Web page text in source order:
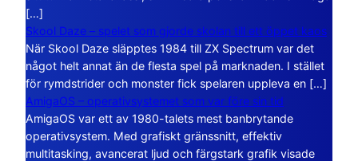
[…]
Skool Daze – spelet som gjorde skolan till ett öppet kaos
När Skool Daze släpptes 1984 till ZX Spectrum var det
något helt annat än de flesta spel på marknaden. I stället
för rymdstrider och monster fick spelaren uppleva en […]
AmigaOS – operativsystemet som var före sin tid
AmigaOS var ett av 1980-talets mest banbrytande
operativsystem. Med grafiskt gränssnitt, effektiv
multitasking, avancerat ljud och färgstark grafik visade